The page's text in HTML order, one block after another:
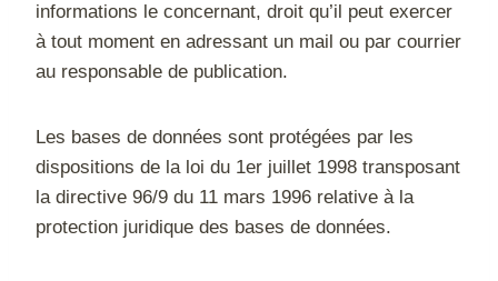
informations le concernant, droit qu’il peut exercer
à tout moment en adressant un mail ou par courrier
au responsable de publication.
Les bases de données sont protégées par les
dispositions de la loi du 1er juillet 1998 transposant
la directive 96/9 du 11 mars 1996 relative à la
protection juridique des bases de données.